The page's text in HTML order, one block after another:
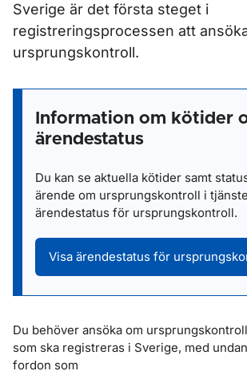
Sverige är det första steget i
registreringsprocessen att
ursprungskontroll.
Information om kötider
ärendestatus
Du kan se aktuella kötider samt
ärende om ursprungskontroll i
ärendestatus för ursprungskontroll.
Visa ärendestatus för
Du behöver ansöka om
som ska registreras i Sverige, med
fordon som